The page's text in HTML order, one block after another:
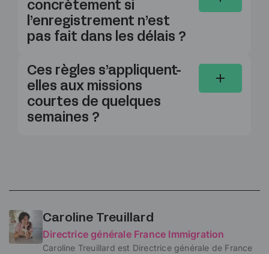
concrètement si
l’enregistrement n’est
pas fait dans les délais ?
Ces règles s’appliquent-
elles aux missions
courtes de quelques
semaines ?
Caroline Treuillard
Directrice générale France Immigration
Caroline Treuillard est Directrice générale de France